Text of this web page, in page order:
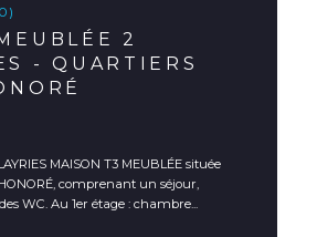
2
- QUARTIERS
MAISON T3 MEUBLÉE située
comprenant un séjour,
WC. Au 1er étage : chambre...